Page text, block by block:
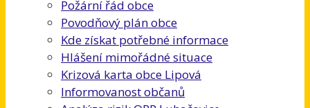
Požární řád obce
Povodňový plán obce
Kde získat potřebné informace
Hlášení mimořádné situace
Krizová karta obce Lipová
Informovanost občanů